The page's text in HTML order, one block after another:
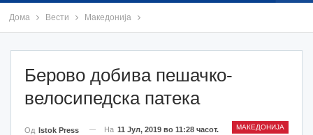
Дома Вести Македонија
Берово добива пешачко-
велосипедска патека
МАКЕДОНИЈА
Од Istok Press На 11 Јул, 2019 во 11:28 часот.